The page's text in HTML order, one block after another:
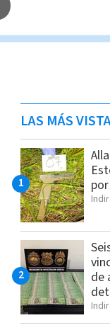
LAS MÁS
de